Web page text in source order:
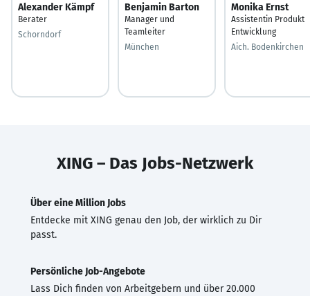
Alexander Kämpf
Berater
Schorndorf
Benjamin Barton
Manager und
Teamleiter
München
Monika Ernst
Assistentin Produkt
Entwicklung
Aich. Bodenkirchen
XING – Das Jobs-Netzwerk
Über eine Million Jobs
Entdecke mit XING genau den Job, der wirklich zu Dir
passt.
Persönliche Job-Angebote
Lass Dich finden von Arbeitgebern und über 20.000